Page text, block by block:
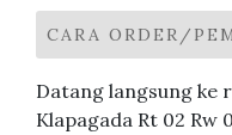
CARA ORDER/
Datang langsung ke
Klapagada Rt 02 Rw